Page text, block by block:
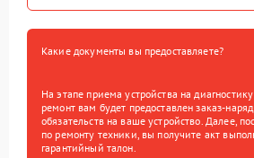
Какие документы вы предоставляете?
На этапе приема устройства на
ремонт вам будет предоставлен заказ-
обязательств на ваше устройство. Далее,
по ремонту техники, вы получите акт
гарантийный талон.